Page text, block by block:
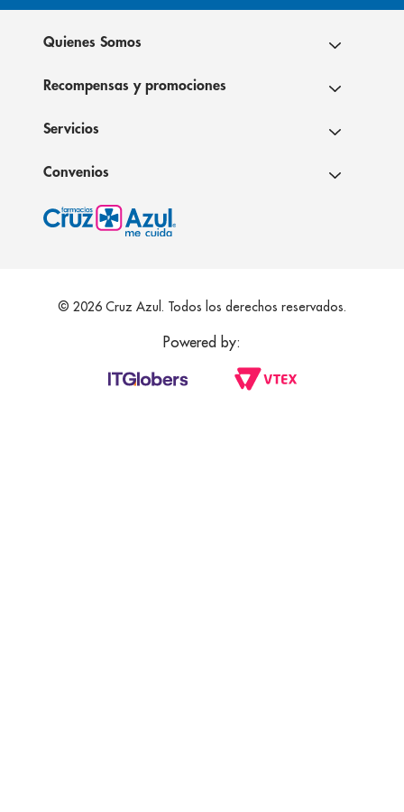
Quienes Somos
Recompensas y promociones
Servicios
Convenios
© 2026 Cruz Azul. Todos los derechos reservados.
Powered by: